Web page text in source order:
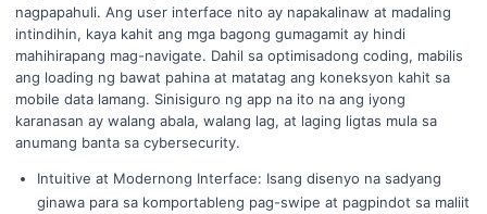
nagpapahuli. Ang user interface nito ay napakalinaw at madaling
intindihin, kaya kahit ang mga bagong gumagamit ay hindi
mahihirapang mag-navigate. Dahil sa optimisadong coding, mabilis
ang loading ng bawat pahina at matatag ang koneksyon kahit sa
mobile data lamang. Sinisiguro ng app na ito na ang iyong
karanasan ay walang abala, walang lag, at laging ligtas mula sa
anumang banta sa cybersecurity.
Intuitive at Modernong Interface: Isang disenyo na sadyang
ginawa para sa komportableng pag-swipe at pagpindot sa maliit